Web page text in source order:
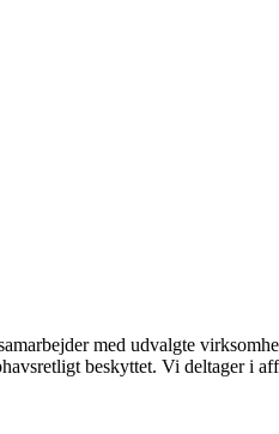
med udvalgte
beskyttet. Vi deltager i